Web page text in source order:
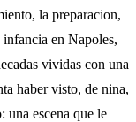
la preparacion,
en Napoles,
vividas con una
haber visto, de nina,
una escena que le